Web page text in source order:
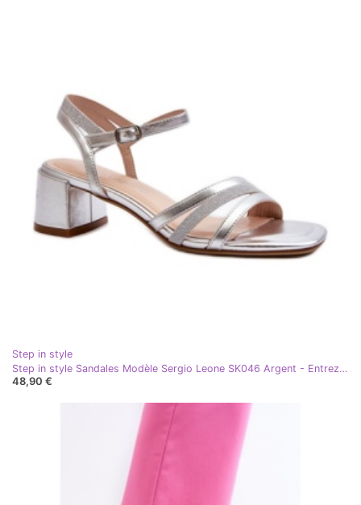
Step in style
Step in style Sandales Modèle Sergio Leone SK046 Argent - Entrez avec style gris
48,90 €